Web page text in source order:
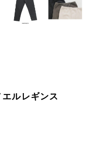
ルレギンス